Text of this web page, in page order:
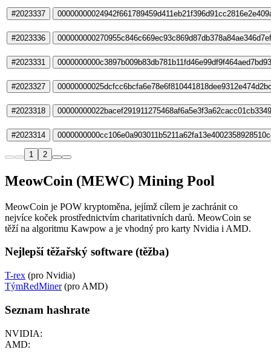
#2023337
#2023336
#2023331
#2023327
#2023318
#2023314
1 2
MeowCoin (MEWC) Mining Pool
MeowCoin je POW kryptoměna, jejímž cílem je zachránit co
nejvíce koček prostřednictvím charitativních darů. MeowCoin se
těží na algoritmu Kawpow a je vhodný pro karty Nvidia i AMD.
Nejlepší těžařský software (těžba)
T-rex (pro Nvidia)
TýmRedMiner(pro AMD)
Seznam hashrate
NVIDIA:
AMD: